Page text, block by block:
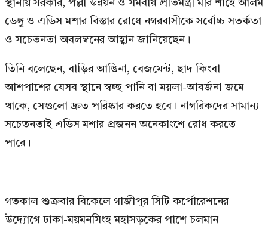
স্থানীয় সরকার, পল্লী উন্নয়ন ও সমবায় প্রতিমন্ত্রী মীর শাহে আলম
ডেঙ্গু ও এডিস মশার বিস্তার রোধে নগরবাসীকে সর্বোচ্চ সতর্কতা
ও সচেতনতা অবলম্বনের আহ্বান জানিয়েছেন।
তিনি বলেছেন, বাড়ির আঙিনা, বেজমেন্ট, ছাদ কিংবা
আশপাশের যেসব স্থানে স্বচ্ছ পানি বা ময়লা-আবর্জনা জমে
থাকে, সেগুলো দ্রুত পরিষ্কার করতে হবে। নাগরিকদের সামান্য
সচেতনতাই এডিস মশার প্রজনন অনেকাংশে রোধ করতে
পারে।
গতকাল শুক্রবার বিকেলে গাজীপুর সিটি কর্পোরেশনের
উদ্যোগে ঢাকা-ময়মনসিংহ মহাসড়কের পাশে চলমান